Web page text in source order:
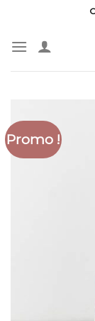
content
Promo !